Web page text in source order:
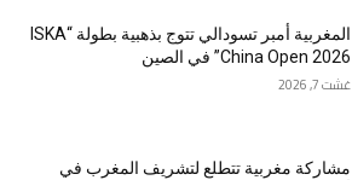
المغربية أمبر تسودالي تتوج بذهبية بطولة “ISKA
China Open 2026” في الصين
غشت 7, 2026
مشاركة مغربية تتطلع لتشريف المغرب في